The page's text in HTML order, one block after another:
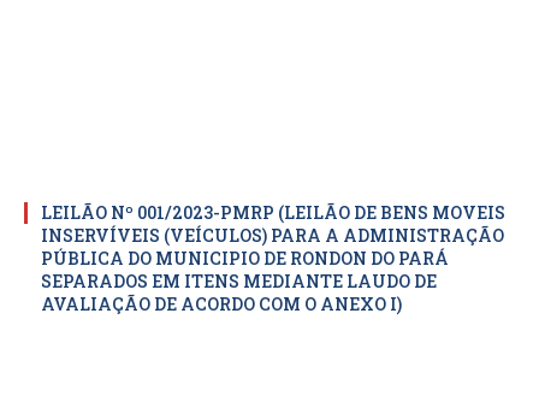
LEILÃO Nº 001/2023-PMRP (LEILÃO DE BENS MOVEIS
INSERVÍVEIS (VEÍCULOS) PARA A ADMINISTRAÇÃO
PÚBLICA DO MUNICIPIO DE RONDON DO PARÁ
SEPARADOS EM ITENS MEDIANTE LAUDO DE
AVALIAÇÃO DE ACORDO COM O ANEXO I)